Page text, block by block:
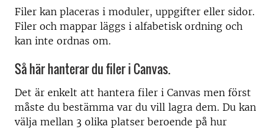
Filer kan placeras i moduler, uppgifter eller sidor.
Filer och mappar läggs i alfabetisk ordning och
kan inte ordnas om.
Så här hanterar du filer i Canvas.
Det är enkelt att hantera filer i Canvas men först
måste du bestämma var du vill lagra dem. Du kan
välja mellan 3 olika platser beroende på hur